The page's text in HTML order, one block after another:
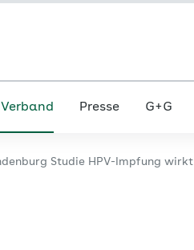
Presse G+G
Studie HPV-Impfung wirkt